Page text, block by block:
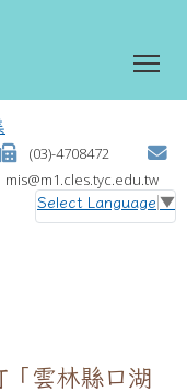
(03)-4708472
mis@m1.cles.tyc.edu.tw
Select Language ▼
雲林縣口湖